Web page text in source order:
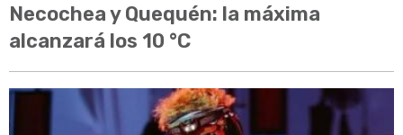
Necochea y Quequén: la máxima
alcanzará los 10 °C